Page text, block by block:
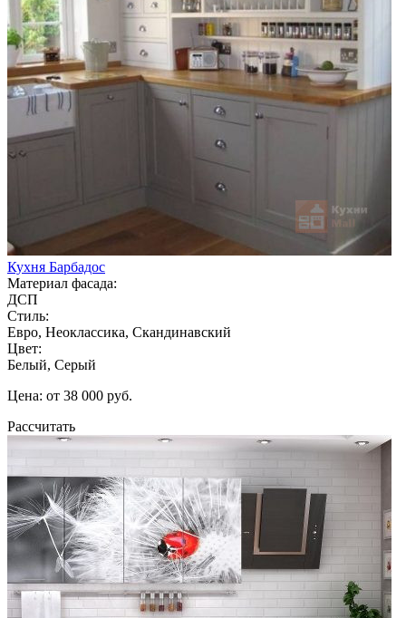
Кухня Барбадос
Материал фасада:
ДСП
Стиль:
Евро, Неоклассика, Скандинавский
Цвет:
Белый, Серый
Цена: от 38 000 руб.
Рассчитать